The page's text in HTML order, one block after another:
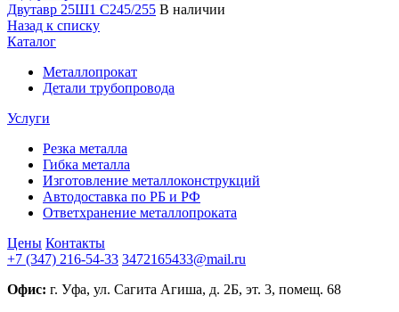
Двутавр 25Ш1 С245/255 В наличии
Назад к списку
Каталог
Металлопрокат
Детали трубопровода
Услуги
Резка металла
Гибка металла
Изготовление металлоконструкций
Автодоставка по РБ и РФ
Ответхранение металлопроката
Цены Контакты
+7 (347) 216-54-33 3472165433@mail.ru
Офис: г. Уфа, ул. Сагита Агиша, д. 2Б, эт. 3, помещ. 68